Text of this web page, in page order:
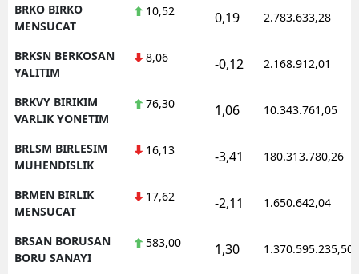
BRKO BIRKO
MENSUCAT
10,52 0,19 2.783.633,28
BRKSN BERKOSAN
YALITIM
8,06 -0,12 2.168.912,01
BRKVY BIRIKIM
VARLIK YONETIM
76,30 1,06 10.343.761,05
BRLSM BIRLESIM
MUHENDISLIK
16,13 -3,41 180.313.780,26
BRMEN BIRLIK
MENSUCAT
17,62 -2,11 1.650.642,04
BRSAN BORUSAN
BORU SANAYI
583,00 1,30 1.370.595.235,50